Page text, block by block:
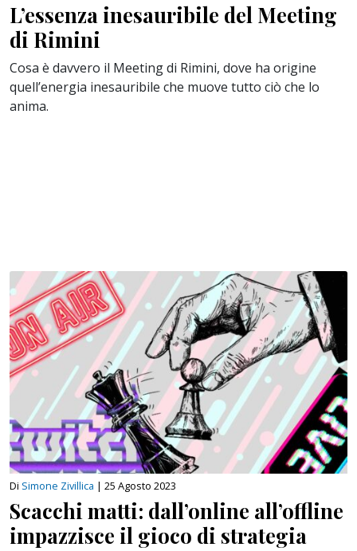
L’essenza inesauribile del Meeting
di Rimini
Cosa è davvero il Meeting di Rimini, dove ha origine
quell’energia inesauribile che muove tutto ciò che lo
anima.
Di Simone Zivillica | 25 Agosto 2023
Scacchi matti: dall’online all’offline
impazzisce il gioco di strategia